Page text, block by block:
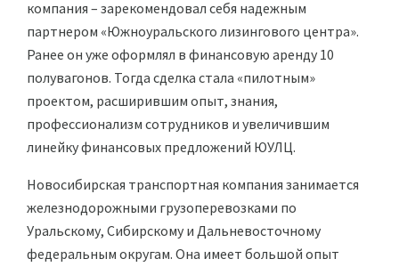
компания – зарекомендовал себя надежным
партнером «Южноуральского лизингового центра».
Ранее он уже оформлял в финансовую аренду 10
полувагонов. Тогда сделка стала «пилотным»
проектом, расширившим опыт, знания,
профессионализм сотрудников и увеличившим
линейку финансовых предложений ЮУЛЦ.
Новосибирская транспортная компания занимается
железнодорожными грузоперевозками по
Уральскому, Сибирскому и Дальневосточному
федеральным округам. Она имеет большой опыт